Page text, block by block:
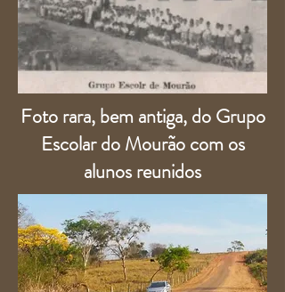
Foto rara, bem antiga, do Grupo
Escolar do Mourão com os
alunos reunidos